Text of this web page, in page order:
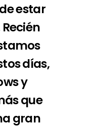
estar
días,
y
que
gran